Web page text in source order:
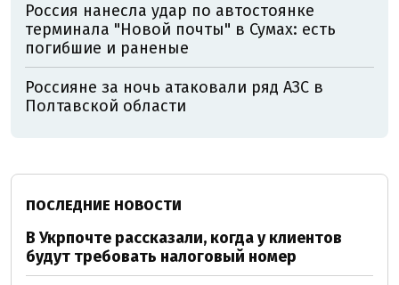
Россия нанесла удар по автостоянке
терминала "Новой почты" в Сумах: есть
погибшие и раненые
Россияне за ночь атаковали ряд АЗС в
Полтавской области
ПОСЛЕДНИЕ НОВОСТИ
В Укрпочте рассказали, когда у клиентов
будут требовать налоговый номер